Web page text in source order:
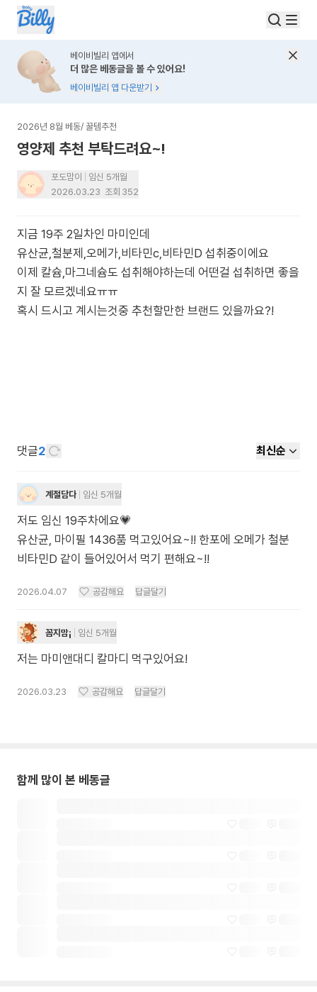
베이비빌리 앱에서
더 많은 베동글을 볼 수 있어요!
베이비빌리 앱 다운받기
2026년 8월 베동/ 꿀템추천
영양제 추천 부탁드려요~!
포도맘이
임신 5개월
2026.03.23 조회 352
지금 19주 2일차인 마미인데
유산균,철분제,오메가,비타민c,비타민D 섭취중이에요
이제 칼슘,마그네슘도 섭취해야하는데 어떤걸 섭취하면 좋을
지 잘 모르겠네요ㅠㅠ
혹시 드시고 계시는것중 추천할만한 브랜드 있을까요?!
댓글2 최신순
계절담다 임신 5개월
저도 임신 19주차에요💗
유산균, 마이필 1436품 먹고있어요~!! 한포에 오메가 철분
비타민D 같이 들어있어서 먹기 편해요~!!
2026.04.07 공감해요 답글달기
꼼지맘¡ 임신 5개월
저는 마미앤대디 칼마디 먹구있어요!
2026.03.23 공감해요 답글달기
함께 많이 본 베동글